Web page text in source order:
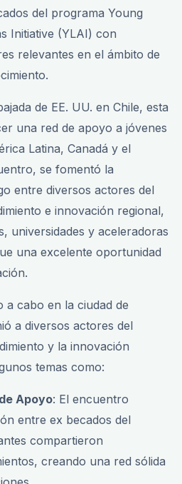
del programa Young
Initiative (YLAI) con
relevantes en el ámbito de
de EE. UU. en Chile, esta
una red de apoyo a jóvenes
Latina, Canadá y el
se fomentó la
entre diversos actores del
e innovación regional,
universidades y aceleradoras
una excelente oportunidad
a cabo en la ciudad de
a diversos actores del
y la innovación
temas como:
Apoyo: El encuentro
entre ex becados del
compartieron
creando una red sólida